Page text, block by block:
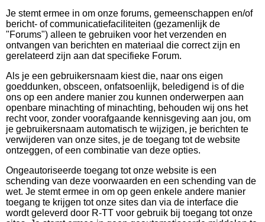
Je stemt ermee in om onze forums, gemeenschappen en/of
bericht- of communicatiefaciliteiten (gezamenlijk de
"Forums") alleen te gebruiken voor het verzenden en
ontvangen van berichten en materiaal die correct zijn en
gerelateerd zijn aan dat specifieke Forum.
Als je een gebruikersnaam kiest die, naar ons eigen
goeddunken, obsceen, onfatsoenlijk, beledigend is of die
ons op een andere manier zou kunnen onderwerpen aan
openbare minachting of minachting, behouden wij ons het
recht voor, zonder voorafgaande kennisgeving aan jou, om
je gebruikersnaam automatisch te wijzigen, je berichten te
verwijderen van onze sites, je de toegang tot de website
ontzeggen, of een combinatie van deze opties.
Ongeautoriseerde toegang tot onze website is een
schending van deze voorwaarden en een schending van de
wet. Je stemt ermee in om op geen enkele andere manier
toegang te krijgen tot onze sites dan via de interface die
wordt geleverd door R-TT voor gebruik bij toegang tot onze